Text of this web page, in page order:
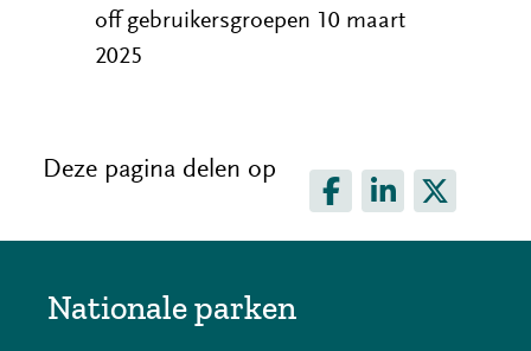
off gebruikersgroepen 10 maart
2025
Deze pagina delen op
Nationale parken